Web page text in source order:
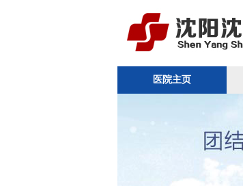
医院主页